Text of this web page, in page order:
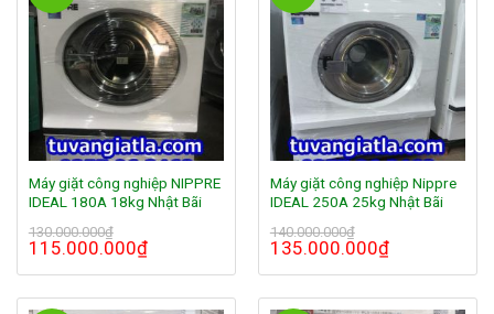
Máy giặt công nghiệp NIPPRE
IDEAL 180A 18kg Nhật Bãi
130.000.000₫
115.000.000₫
Máy giặt công nghiệp Nippre
IDEAL 250A 25kg Nhật Bãi
140.000.000₫
135.000.000₫